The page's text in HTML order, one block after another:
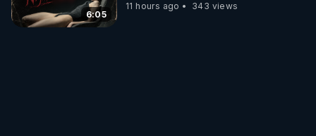
6:05
11 hours ago
343 views